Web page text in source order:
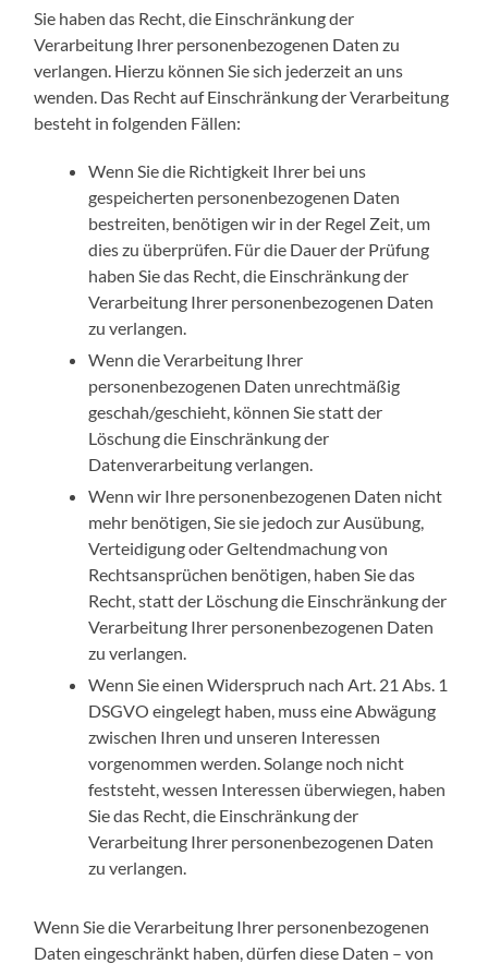
Sie haben das Recht, die Einschränkung der
Verarbeitung Ihrer personenbezogenen Daten zu
verlangen. Hierzu können Sie sich jederzeit an uns
wenden. Das Recht auf Einschränkung der Verarbeitung
besteht in folgenden Fällen:
Wenn Sie die Richtigkeit Ihrer bei uns
gespeicherten personenbezogenen Daten
bestreiten, benötigen wir in der Regel Zeit, um
dies zu überprüfen. Für die Dauer der Prüfung
haben Sie das Recht, die Einschränkung der
Verarbeitung Ihrer personenbezogenen Daten
zu verlangen.
Wenn die Verarbeitung Ihrer
personenbezogenen Daten unrechtmäßig
geschah/geschieht, können Sie statt der
Löschung die Einschränkung der
Datenverarbeitung verlangen.
Wenn wir Ihre personenbezogenen Daten nicht
mehr benötigen, Sie sie jedoch zur Ausübung,
Verteidigung oder Geltendmachung von
Rechtsansprüchen benötigen, haben Sie das
Recht, statt der Löschung die Einschränkung der
Verarbeitung Ihrer personenbezogenen Daten
zu verlangen.
Wenn Sie einen Widerspruch nach Art. 21 Abs. 1
DSGVO eingelegt haben, muss eine Abwägung
zwischen Ihren und unseren Interessen
vorgenommen werden. Solange noch nicht
feststeht, wessen Interessen überwiegen, haben
Sie das Recht, die Einschränkung der
Verarbeitung Ihrer personenbezogenen Daten
zu verlangen.
Wenn Sie die Verarbeitung Ihrer personenbezogenen
Daten eingeschränkt haben, dürfen diese Daten – von